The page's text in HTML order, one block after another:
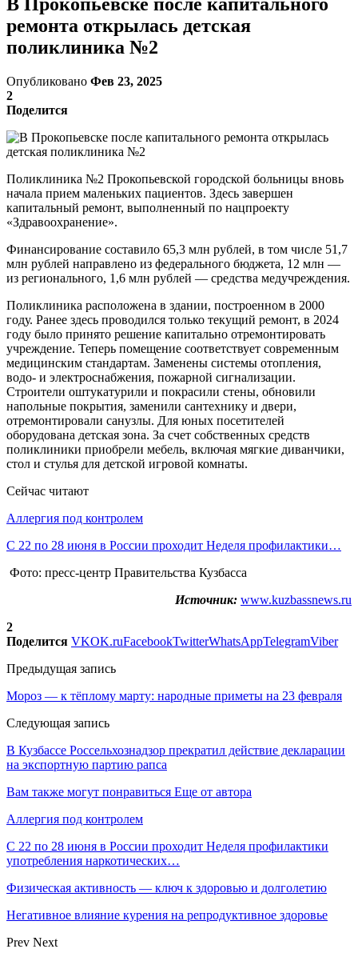
ремонта открылась детская
поликлиника №2
Опубликовано Фев 23, 2025
2
Поделится
Поликлиника №2 Прокопьевской городской больницы вновь
начала прием маленьких пациентов. Здесь завершен
капитальный ремонт, выполненный по нацпроекту
«Здравоохранение».
Финансирование составило 65,3 млн рублей, в том числе 51,7
млн рублей направлено из федерального бюджета, 12 млн —
из регионального, 1,6 млн рублей — средства медучреждения.
Поликлиника расположена в здании, построенном в 2000
году. Ранее здесь проводился только текущий ремонт, в 2024
году было принято решение капитально отремонтировать
учреждение. Теперь помещение соответствует современным
медицинским стандартам. Заменены системы отопления,
водо- и электроснабжения, пожарной сигнализации.
Строители оштукатурили и покрасили стены, обновили
напольные покрытия, заменили сантехнику и двери,
отремонтировали санузлы. Для юных посетителей
оборудована детская зона. За счет собственных средств
поликлиники приобрели мебель, включая мягкие диванчики,
стол и стулья для детской игровой комнаты.
Сейчас читают
Аллергия под контролем
С 22 по 28 июня в России проходит Неделя профилактики…
Фото: пресс-центр Правительства Кузбасса
Источник: www.kuzbassnews.ru
2
Поделится VKOK.ruFacebookTwitterWhatsAppTelegramViber
Предыдущая запись
Мороз — к тёплому марту: народные приметы на 23 февраля
Следующая запись
В Кузбассе Россельхознадзор прекратил действие декларации
на экспортную партию рапса
Вам также могут понравиться Еще от автора
Аллергия под контролем
С 22 по 28 июня в России проходит Неделя профилактики
употребления наркотических…
Физическая активность — ключ к здоровью и долголетию
Негативное влияние курения на репродуктивное здоровье
Prev Next